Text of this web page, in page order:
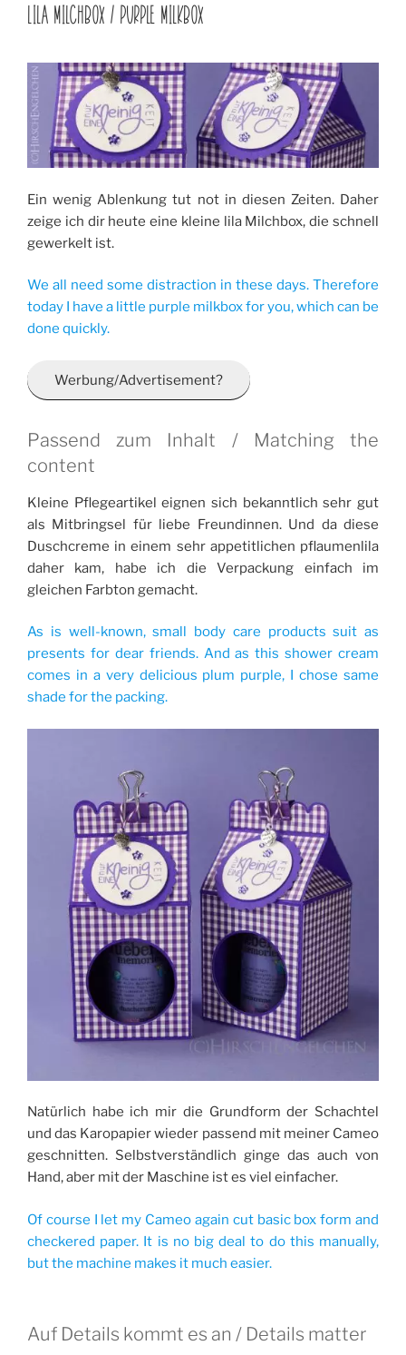
AM
LILA MILCHBOX / PURPLE MILKBOX
Ein wenig Ablenkung tut not in diesen Zeiten. Daher
zeige ich dir heute eine kleine lila Milchbox, die schnell
gewerkelt ist.
We all need some distraction in these days. Therefore
today I have a little purple milkbox for you, which can be
done quickly.
Werbung/Advertisement?
Passend zum Inhalt / Matching the
content
Kleine Pflegeartikel eignen sich bekanntlich sehr gut
als Mitbringsel für liebe Freundinnen. Und da diese
Duschcreme in einem sehr appetitlichen pflaumenlila
daher kam, habe ich die Verpackung einfach im
gleichen Farbton gemacht.
As is well-known, small body care products suit as
presents for dear friends. And as this shower cream
comes in a very delicious plum purple, I chose same
shade for the packing.
Natürlich habe ich mir die Grundform der Schachtel
und das Karopapier wieder passend mit meiner Cameo
geschnitten. Selbstverständlich ginge das auch von
Hand, aber mit der Maschine ist es viel einfacher.
Of course I let my Cameo again cut basic box form and
checkered paper. It is no big deal to do this manually,
but the machine makes it much easier.
Auf Details kommt es an / Details matter